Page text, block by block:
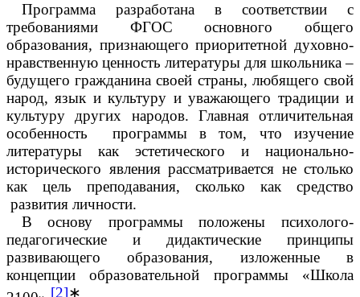
Программа разработана в соответствии с
требованиями ФГОС основного общего
образования, признающего приоритетной духовно-
нравственную ценность литературы для школьника –
будущего гражданина своей страны, любящего свой
народ, язык и культуру и уважающего традиции и
культуру других народов. Главная отличительная
особенность программы в том, что изучение
литературы как эстетического и национально-
исторического явления рассматривается не столько
как цель преподавания, сколько как средство
развития личности.
В основу программы положены психолого-
педагогические и дидактические принципы
развивающего образования, изложенные в
концепции образовательной программы «Школа
[2]∗